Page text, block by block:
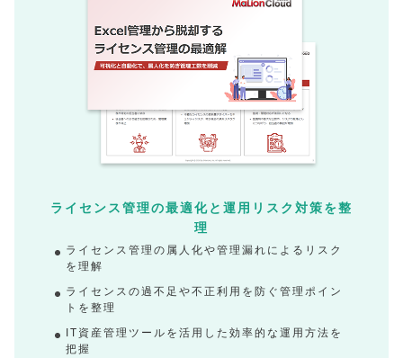
ライセンス管理の最適化と運用リスク対策を整
理
ライセンス管理の属人化や管理漏れによるリスク
を理解
ライセンスの過不足や不正利用を防ぐ管理ポイン
トを整理
IT資産管理ツールを活用した効率的な運用方法を
把握